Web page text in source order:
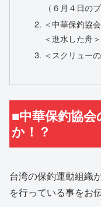
（６月４日の
＜中華保釣協
＜進水した舟＞
＜スクリュー
■中華保釣協
か！？
台湾の保釣運動組織
を行っている事をお